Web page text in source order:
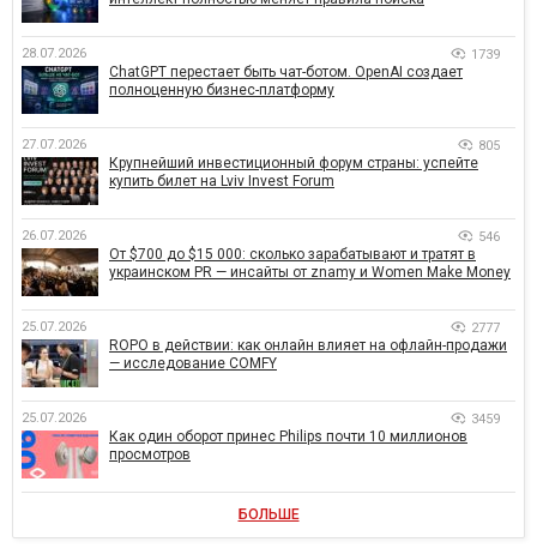
28.07.2026 1739
ChatGPT перестает быть чат-ботом. OpenAI создает
полноценную бизнес-платформу
27.07.2026 805
Крупнейший инвестиционный форум страны: успейте
купить билет на Lviv Invest Forum
26.07.2026 546
От $700 до $15 000: сколько зарабатывают и тратят в
украинском PR — инсайты от znamy и Women Make Money
25.07.2026 2777
ROPO в действии: как онлайн влияет на офлайн-продажи
— исследование COMFY
25.07.2026 3459
Как один оборот принес Philips почти 10 миллионов
просмотров
БОЛЬШЕ